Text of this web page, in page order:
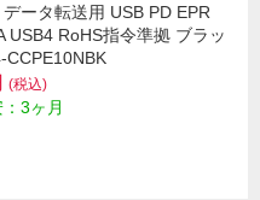
ータ転送用 USB PD EPR
USB4 RoHS指令準拠 ブラッ
CCPE10NBK
(税込)
3ヶ月